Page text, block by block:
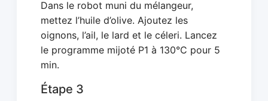
Dans le robot muni du mélangeur,
mettez l’huile d’olive. Ajoutez les
oignons, l’ail, le lard et le céleri. Lancez
le programme mijoté P1 à 130°C pour 5
min.
Étape 3